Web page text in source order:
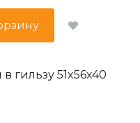
гильзу 51x56x40